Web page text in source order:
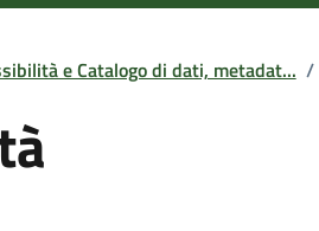
e Catalogo di dati, metadat... /